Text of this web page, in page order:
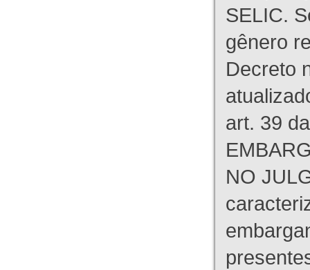
SELIC.
gênero
Decreto
art. 39
NO